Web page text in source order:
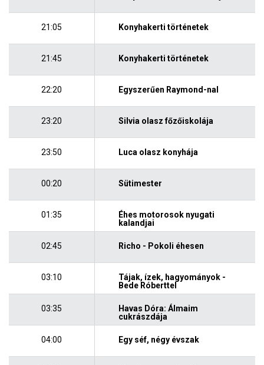
21:05 Konyhakerti történetek
21:45 Konyhakerti történetek
22:20 Egyszerűen Raymond-nal
23:20 Silvia olasz főzőiskolája
23:50 Luca olasz konyhája
00:20 Sütimester
01:35
Éhes motorosok nyugati
kalandjai
02:45 Richo - Pokoli éhesen
03:10
Tájak, ízek, hagyományok -
Bede Róberttel
03:35
Havas Dóra: Álmaim
cukrászdája
04:00 Egy séf, négy évszak